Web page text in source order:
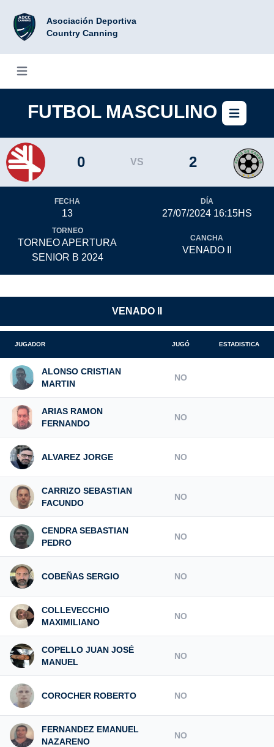
Asociación Deportiva
Country Canning
Abrir menú
FUTBOL MASCULINO
0 VS 2
FECHA
13
DÍA
27/07/2024 16:15HS
TORNEO
TORNEO APERTURA
SENIOR B 2024
CANCHA
VENADO II
VENADO II
JUGADOR JUGÓ ESTADISTICA
ALONSO CRISTIAN
MARTIN
NO
ARIAS RAMON
FERNANDO
NO
ALVAREZ JORGE NO
CARRIZO SEBASTIAN
FACUNDO
NO
CENDRA SEBASTIAN
PEDRO
NO
COBEÑAS SERGIO NO
COLLEVECCHIO
MAXIMILIANO
NO
COPELLO JUAN JOSÉ
MANUEL
NO
COROCHER ROBERTO NO
FERNANDEZ EMANUEL
NAZARENO
NO